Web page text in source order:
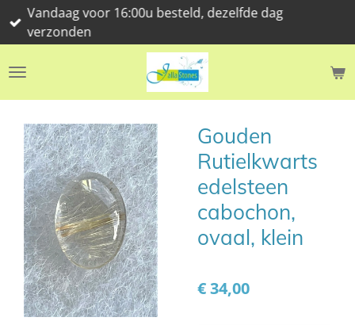
Ga
direct
de
Vandaag voor 16:00u besteld, dezelfde dag
verzonden
Gouden
Rutielkwarts
edelsteen
cabochon,
ovaal, klein
€ 34,00